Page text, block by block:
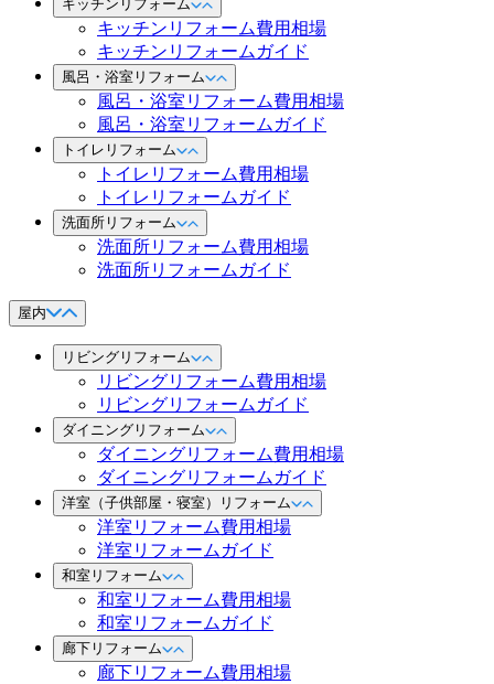
キッチンリフォーム
キッチンリフォーム費用相場
キッチンリフォームガイド
風呂・浴室リフォーム
風呂・浴室リフォーム費用相場
風呂・浴室リフォームガイド
トイレリフォーム
トイレリフォーム費用相場
トイレリフォームガイド
洗面所リフォーム
洗面所リフォーム費用相場
洗面所リフォームガイド
屋内
リビングリフォーム
リビングリフォーム費用相場
リビングリフォームガイド
ダイニングリフォーム
ダイニングリフォーム費用相場
ダイニングリフォームガイド
洋室（子供部屋・寝室）リフォーム
洋室リフォーム費用相場
洋室リフォームガイド
和室リフォーム
和室リフォーム費用相場
和室リフォームガイド
廊下リフォーム
廊下リフォーム費用相場